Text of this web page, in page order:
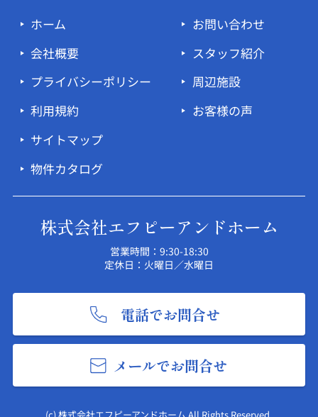
ホーム
会社概要
プライバシーポリシー
利用規約
サイトマップ
物件カタログ
お問い合わせ
スタッフ紹介
周辺施設
お客様の声
株式会社エフピーアンドホーム
営業時間：9:30-18:30
定休日：火曜日／水曜日
電話でお問合せ
メールでお問合せ
(c) 株式会社エフピーアンドホーム All Rights Reserved.